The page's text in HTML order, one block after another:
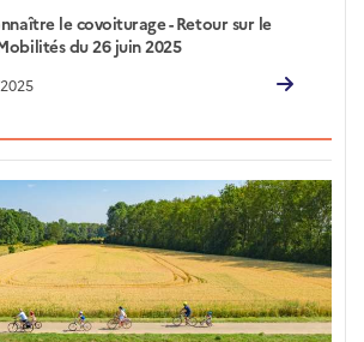
le covoiturage - Retour sur le
du 26 juin 2025